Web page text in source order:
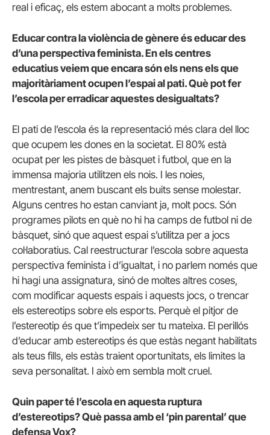
real i eficaç, els estem abocant a molts problemes.
Educar contra la violència de gènere és educar des
d’una perspectiva feminista. En els centres
educatius veiem que encara són els nens els que
majoritàriament ocupen l’espai al pati. Què pot fer
l’escola per erradicar aquestes desigualtats?
El pati de l’escola és la representació més clara del lloc
que ocupem les dones en la societat. El 80% està
ocupat per les pistes de bàsquet i futbol, ​​que en la
immensa majoria utilitzen els nois. I les noies,
mentrestant, anem buscant els buits sense molestar.
Alguns centres ho estan canviant ja, molt pocs. Són
programes pilots en què no hi ha camps de futbol ni de
bàsquet, sinó que aquest espai s’utilitza per a jocs
col·laboratius. Cal reestructurar l’escola sobre aquesta
perspectiva feminista i d’igualtat, i no parlem només que
hi hagi una assignatura, sinó de moltes altres coses,
com modificar aquests espais i aquests jocs, o trencar
els estereotips sobre els esports. Perquè el pitjor de
l’estereotip és que t’impedeix ser tu mateixa. El perillós
d’educar amb estereotips és que estàs negant habilitats
als teus fills, els estàs traient oportunitats, els limites la
seva personalitat. I això em sembla molt cruel.
Quin paper té l’escola en aquesta ruptura
d’estereotips? Què passa amb el ‘pin parental’ que
defensa Vox?